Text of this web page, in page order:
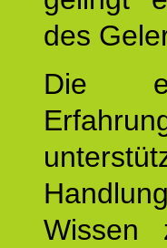
des
Die
Wissen